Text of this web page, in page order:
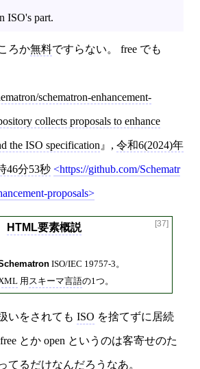
ISO's part.
ろか無料ですらない。 free でも
schematron-enhancement-
collects proposals to enhance
the ISO specification , 令和6(2024)年
46分53秒 https://github.com/Schematr
proposals
[37]
HTML要素概説
ISO/IEC 19757-3。
用 スキーマ言語の1つ。
いをされても ISO を捨てずに居続
とか open というのは客寄せのた
てるだけなんだろうなあ。